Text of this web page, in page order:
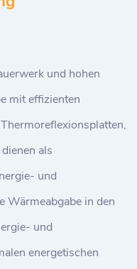
und hohen
mit effizienten
als
und
Wärmeabgabe in den
und
energetischen